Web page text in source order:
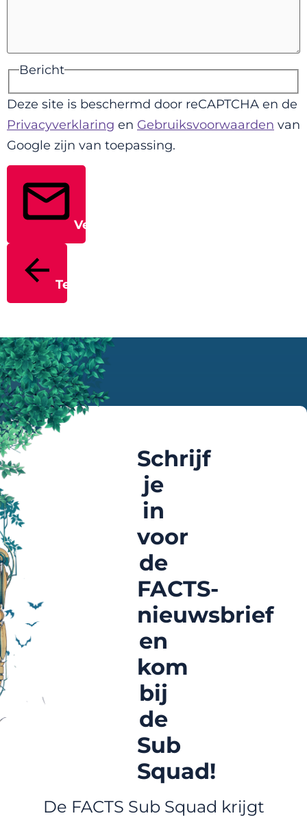
Bericht
Deze site is beschermd door reCAPTCHA en de
Privacyverklaring en Gebruiksvoorwaarden van
Google zijn van toepassing.
Verstuur
Terug
Schrijf
je
in
voor
de
FACTS-
nieuwsbrief
en
kom
bij
de
Sub
Squad!
De FACTS Sub Squad krijgt